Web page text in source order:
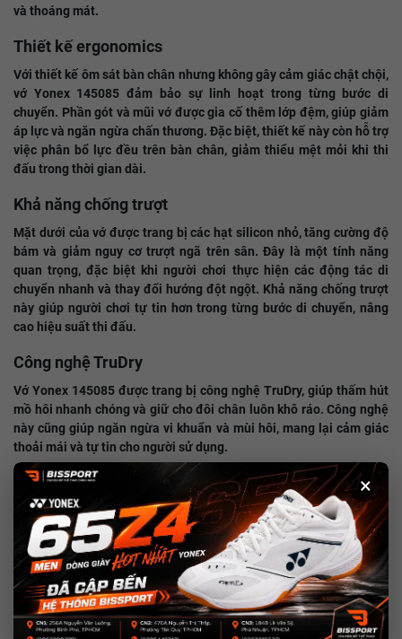
×
và thoáng mát.
Thiết kế ergonomics
Với thiết kế ôm sát bàn chân nhưng không gây cảm giác chật chội,
vớ Yonex 145085 đảm bảo sự linh hoạt trong từng bước di
chuyển. Phần gót và mũi vớ được gia cố thêm lớp đệm, giúp giảm
áp lực và ngăn ngừa chấn thương. Đặc biệt, thiết kế này còn hỗ trợ
việc phân bổ lực đều trên bàn chân, giảm thiểu mệt mỏi khi thi
đấu trong thời gian dài.
Khả năng chống trượt
Mặt dưới của vớ được trang bị các hạt silicon nhỏ, tăng cường độ
bám và giảm nguy cơ trượt ngã trên sân. Đây là một tính năng
quan trọng, đặc biệt khi người chơi thực hiện các động tác di
chuyển nhanh và thay đổi hướng đột ngột. Khả năng chống trượt
này giúp người chơi tự tin hơn trong từng bước di chuyển, nâng
cao hiệu suất thi đấu.
Công nghệ TruDry
Vớ Yonex 145085 được trang bị công nghệ TruDry, giúp thấm hút
mồ hôi nhanh chóng và giữ cho đôi chân luôn khô ráo. Công nghệ
này cũng giúp ngăn ngừa vi khuẩn và mùi hôi, mang lại cảm giác
thoải mái và tự tin cho người sử dụng.
Lợi ích khi sử dụng vớ Yonex 145085
Tăng cường hiệu suất thi đấu
Một đôi vớ chất lượng giúp người chơi cảm thấy tự tin và thoải mái
hơn, từ đó cải thiện hiệu suất thi đấu. Vớ Yonex 145085 không chỉ
bảo vệ đôi chân mà còn hỗ trợ tối đa trong việc thực hiện các kỹ
thuật cầu lông. Khả năng thấm hút mồ hôi và thoáng khí của vớ
giúp người chơi duy trì sự tập trung và linh hoạt trong suốt trận